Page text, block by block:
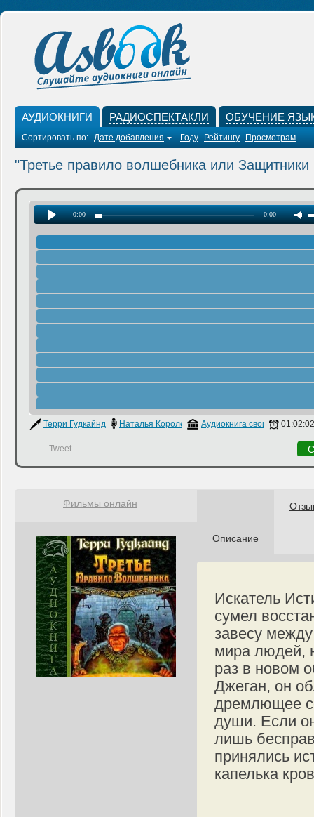
АУДИОКНИГИ РАДИОСПЕКТАКЛИ ОБУЧЕНИЕ
Сортировать по: Дате добавления Году Рейтингу Просмотрам
"Третье правило волшебника или Защитники
0:00 0:00
Терри Гудкайнд Наталья Королева Аудиокнига своими руками
Tweet
Описание
Искатель
сумел
завесу
мира людей,
раз в новом
Джеган, он
дремлющее
души. Если
лишь
принялись
капелька
Фильмы онлайн